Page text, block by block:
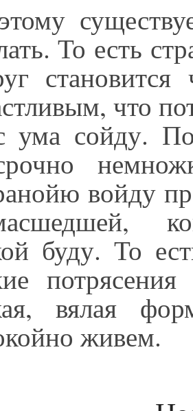
То есть
что
ума сойду.
войду
буду. То
вялая
живем.